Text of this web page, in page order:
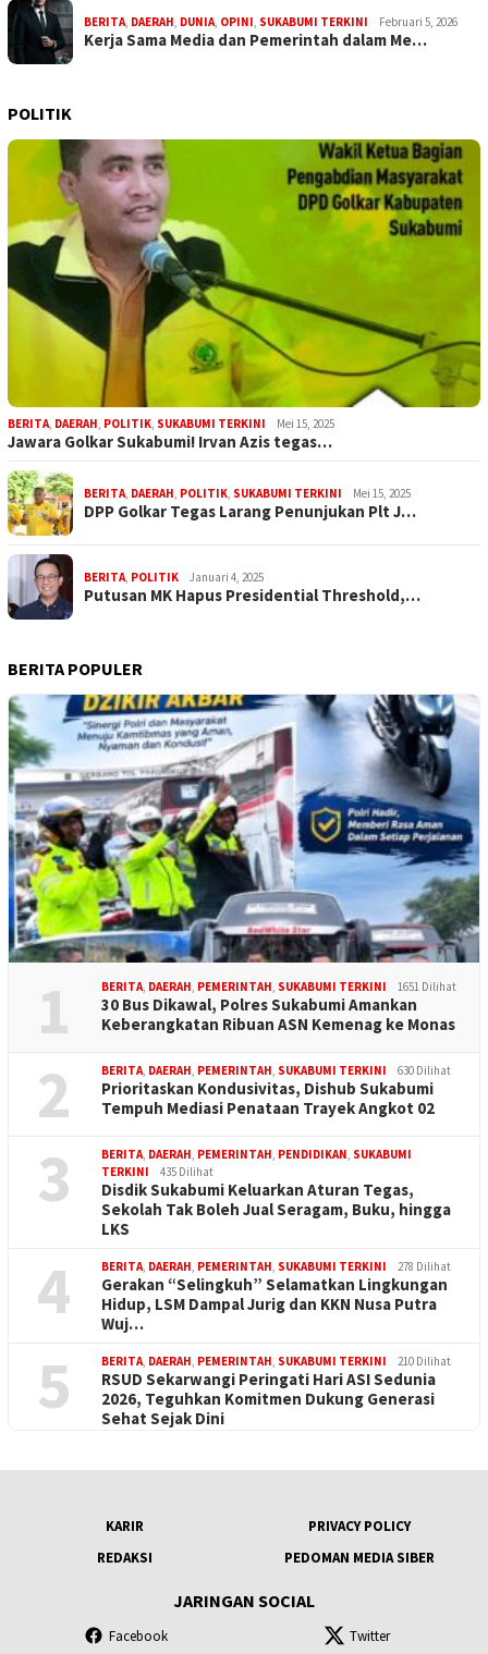
BERITA, DAERAH, DUNIA, OPINI, SUKABUMI TERKINI Februari 5, 2026
Kerja Sama Media dan Pemerintah dalam Me…
POLITIK
BERITA, DAERAH, POLITIK, SUKABUMI TERKINI Mei 15, 2025
Jawara Golkar Sukabumi! Irvan Azis tegas…
BERITA, DAERAH, POLITIK, SUKABUMI TERKINI Mei 15, 2025
DPP Golkar Tegas Larang Penunjukan Plt J…
BERITA, POLITIK Januari 4, 2025
Putusan MK Hapus Presidential Threshold,…
BERITA POPULER
1 BERITA, DAERAH, PEMERINTAH, SUKABUMI TERKINI 1651 Dilihat
30 Bus Dikawal, Polres Sukabumi Amankan
Keberangkatan Ribuan ASN Kemenag ke Monas
2 BERITA, DAERAH, PEMERINTAH, SUKABUMI TERKINI 630 Dilihat
Prioritaskan Kondusivitas, Dishub Sukabumi
Tempuh Mediasi Penataan Trayek Angkot 02
3 BERITA, DAERAH, PEMERINTAH, PENDIDIKAN, SUKABUMI
TERKINI
435 Dilihat
Disdik Sukabumi Keluarkan Aturan Tegas,
Sekolah Tak Boleh Jual Seragam, Buku, hingga
LKS
4 BERITA, DAERAH, PEMERINTAH, SUKABUMI TERKINI 278 Dilihat
Gerakan “Selingkuh” Selamatkan Lingkungan
Hidup, LSM Dampal Jurig dan KKN Nusa Putra
Wuj…
5 BERITA, DAERAH, PEMERINTAH, SUKABUMI TERKINI 210 Dilihat
RSUD Sekarwangi Peringati Hari ASI Sedunia
2026, Teguhkan Komitmen Dukung Generasi
Sehat Sejak Dini
KARIR
PRIVACY POLICY
REDAKSI
PEDOMAN MEDIA SIBER
JARINGAN SOCIAL
Facebook Twitter